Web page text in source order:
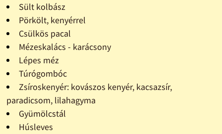
Sült kolbász
Pörkölt, kenyérrel
Csülkös pacal
Mézeskalács - karácsony
Lépes méz
Túrógombóc
Zsíroskenyér: kovászos kenyér, kacsazsír,
paradicsom, lilahagyma
Gyümölcstál
Húsleves